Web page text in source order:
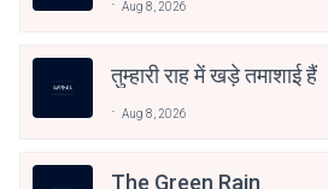
Aug 8, 2026
तुम्हारी राह में खड़े तमाशाई हैं
Aug 8, 2026
The Green Rain